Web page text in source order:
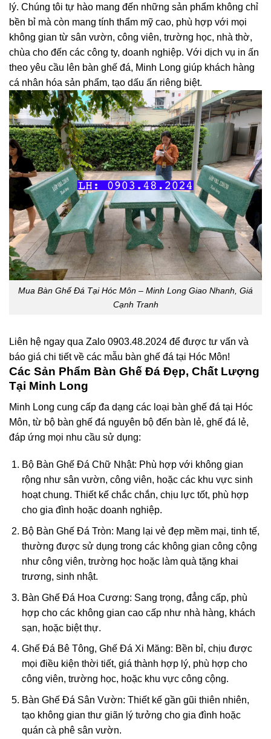
lý. Chúng tôi tự hào mang đến những sản phẩm không chỉ
bền bỉ mà còn mang tính thẩm mỹ cao, phù hợp với mọi
không gian từ sân vườn, công viên, trường học, nhà thờ,
chùa cho đến các công ty, doanh nghiệp. Với dịch vụ in ấn
theo yêu cầu lên bàn ghế đá, Minh Long giúp khách hàng
cá nhân hóa sản phẩm, tạo dấu ấn riêng biệt.
Mua Bàn Ghế Đá Tại Hóc Môn – Minh Long Giao Nhanh, Giá
Cạnh Tranh
Liên hệ ngay qua Zalo 0903.48.2024 để được tư vấn và
báo giá chi tiết về các mẫu bàn ghế đá tại Hóc Môn!
Các Sản Phẩm Bàn Ghế Đá Đẹp, Chất Lượng
Tại Minh Long
Minh Long cung cấp đa dạng các loại bàn ghế đá tại Hóc
Môn, từ bộ bàn ghế đá nguyên bộ đến bàn lẻ, ghế đá lẻ,
đáp ứng mọi nhu cầu sử dụng:
Bộ Bàn Ghế Đá Chữ Nhật: Phù hợp với không gian
rộng như sân vườn, công viên, hoặc các khu vực sinh
hoạt chung. Thiết kế chắc chắn, chịu lực tốt, phù hợp
cho gia đình hoặc doanh nghiệp.
Bộ Bàn Ghế Đá Tròn: Mang lại vẻ đẹp mềm mại, tinh tế,
thường được sử dụng trong các không gian công cộng
như công viên, trường học hoặc làm quà tặng khai
trương, sinh nhật.
Bàn Ghế Đá Hoa Cương: Sang trọng, đẳng cấp, phù
hợp cho các không gian cao cấp như nhà hàng, khách
sạn, hoặc biệt thự.
Ghế Đá Bê Tông, Ghế Đá Xi Măng: Bền bỉ, chịu được
mọi điều kiện thời tiết, giá thành hợp lý, phù hợp cho
công viên, trường học, hoặc khu vực công cộng.
Bàn Ghế Đá Sân Vườn: Thiết kế gần gũi thiên nhiên,
tạo không gian thư giãn lý tưởng cho gia đình hoặc
quán cà phê sân vườn.